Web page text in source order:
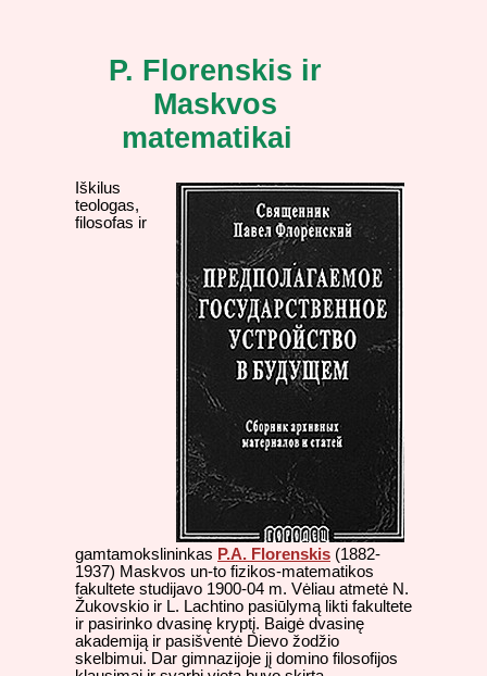
P. Florenskis ir
Maskvos
matematikai
Iškilus
teologas,
filosofas ir
gamtamokslininkas P.A. Florenskis (1882-
1937) Maskvos un-to fizikos-matematikos
fakultete studijavo 1900-04 m. Vėliau atmetė N.
Žukovskio ir L. Lachtino pasiūlymą likti fakultete
ir pasirinko dvasinę kryptį. Baigė dvasinę
akademiją ir pasišventė Dievo žodžio
skelbimui. Dar gimnazijoje jį domino filosofijos